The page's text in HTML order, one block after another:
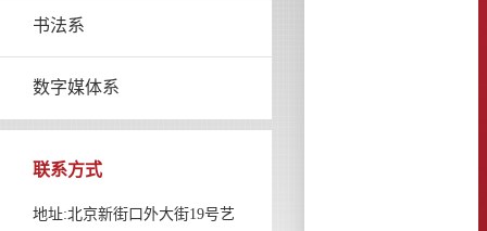
书法系
数字媒体系
联系方式
地址:北京新街口外大街19号艺